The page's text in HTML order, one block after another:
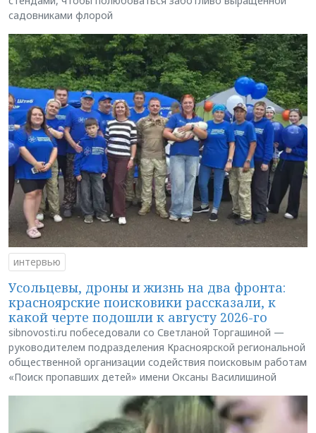
садовниками флорой
интервью
Усольцевы, дроны и жизнь на два фронта:
красноярские поисковики рассказали, к
какой черте подошли к августу 2026-го
sibnovosti.ru побеседовали со Светланой Торгашиной —
руководителем подразделения Красноярской региональной
общественной организации содействия поисковым работам
«Поиск пропавших детей» имени Оксаны Василишиной